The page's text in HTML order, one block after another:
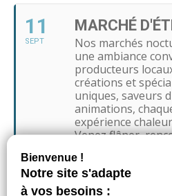
11
SEPT
MARCHÉ
Nos marchés
une ambiance
producteurs
créations et
uniques, saveurs
animations,
expérience
Venez flâner,
profiter de la